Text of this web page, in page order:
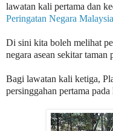
lawatan kali pertama dan
Peringatan Negara
Di sini kita boleh melihat
negara asean sekitar taman
Bagi lawatan kali ketiga,
persinggahan pertama